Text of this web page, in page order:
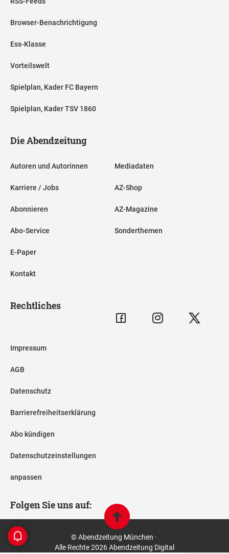
Browser-Benachrichtigung
Ess-Klasse
Vorteilswelt
Spielplan, Kader FC Bayern
Spielplan, Kader TSV 1860
Die Abendzeitung
Autoren und Autorinnen
Karriere / Jobs
Abonnieren
Abo-Service
E-Paper
Kontakt
Mediadaten
AZ-Shop
AZ-Magazine
Sonderthemen
Rechtliches
Impressum
AGB
Datenschutz
Barrierefreiheitserklärung
Abo kündigen
Datenschutzeinstellungen
anpassen
Folgen Sie uns auf:
© Abendzeitung München ·
Alle Rechte 2026 Abendzeitung Digital